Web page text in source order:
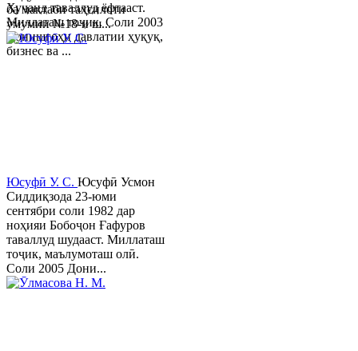
Хуҷанд таваллуд ёфтааст.
Миллаташ тоҷик. Соли 2003
Донишгоҳи давлатии ҳуқуқ,
бизнес ва ...
ба мактаби таҳсилоти
умумии №18-и ш...
Юсуфӣ У. C. Юсуфӣ Усмон
Сиддиқзода 23-юми
сентябри соли 1982 дар
ноҳияи Бобоҷон Ғафуров
таваллуд шудааст. Миллаташ
тоҷик, маълумоташ олӣ.
Соли 2005 Дони...